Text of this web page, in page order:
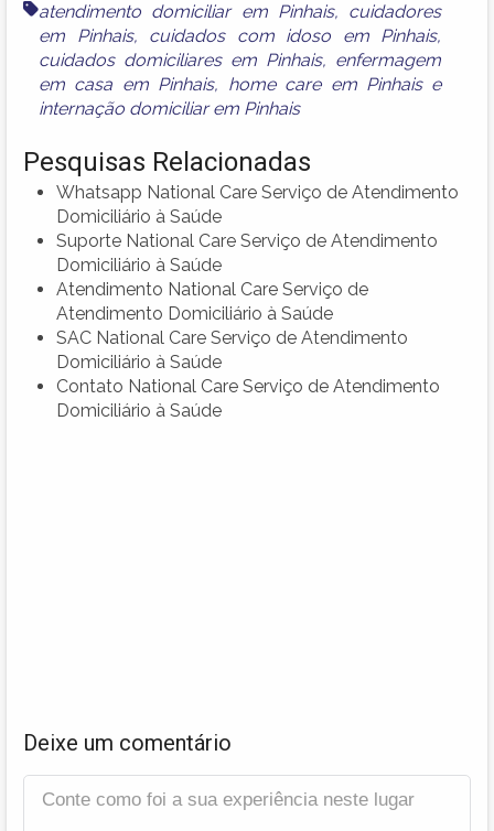
atendimento domiciliar em Pinhais, cuidadores
em Pinhais, cuidados com idoso em Pinhais,
cuidados domiciliares em Pinhais, enfermagem
em casa em Pinhais, home care em Pinhaise
internação domiciliar em Pinhais
Pesquisas Relacionadas
Whatsapp National Care Serviço de Atendimento
Domiciliário à Saúde
Suporte National Care Serviço de Atendimento
Domiciliário à Saúde
Atendimento National Care Serviço de
Atendimento Domiciliário à Saúde
SAC National Care Serviço de Atendimento
Domiciliário à Saúde
Contato National Care Serviço de Atendimento
Domiciliário à Saúde
Deixe um comentário